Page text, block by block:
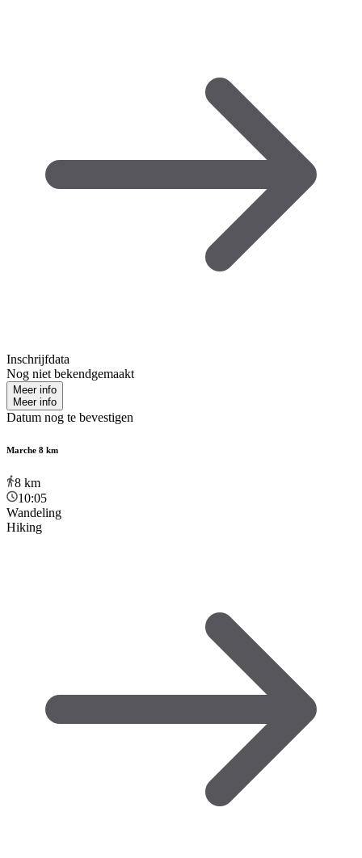
Inschrijfdata
Nog niet bekendgemaakt
Meer info
Meer info
Datum nog te bevestigen
Marche 8 km
8 km
10:05
Wandeling
Hiking